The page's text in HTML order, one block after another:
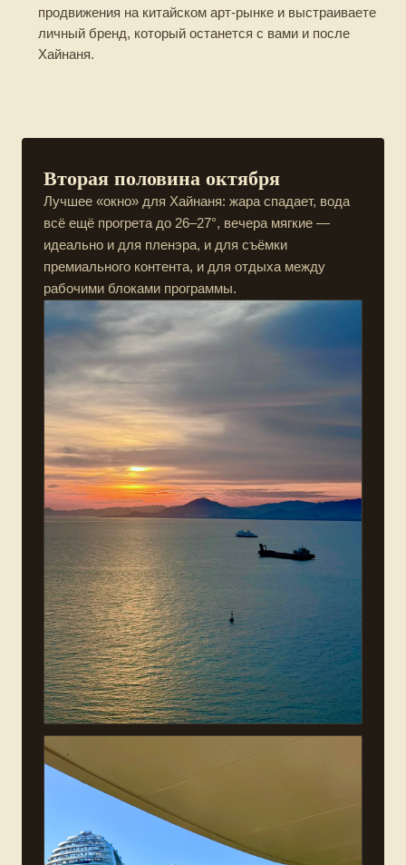
продвижения на китайском арт-рынке и выстраиваете
личный бренд, который останется с вами и после
Хайнаня.
Вторая половина октября
Лучшее «окно» для Хайнаня: жара спадает, вода
всё ещё прогрета до 26–27°, вечера мягкие —
идеально и для пленэра, и для съёмки
премиального контента, и для отдыха между
рабочими блоками программы.